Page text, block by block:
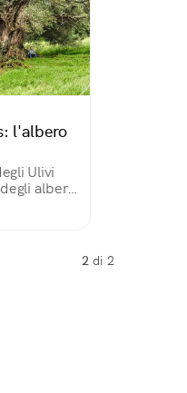
l'albero
Ulivi
alberi
2 di 2